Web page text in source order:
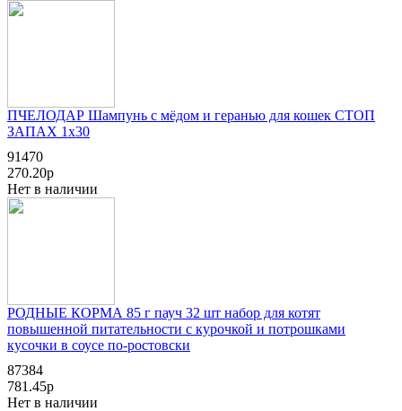
ПЧЕЛОДАР Шампунь с мёдом и геранью для кошек СТОП
ЗАПАХ 1x30
91470
270.20р
Нет в наличии
РОДНЫЕ КОРМА 85 г пауч 32 шт набор для котят
повышенной питательности с курочкой и потрошками
кусочки в соусе по-ростовски
87384
781.45р
Нет в наличии